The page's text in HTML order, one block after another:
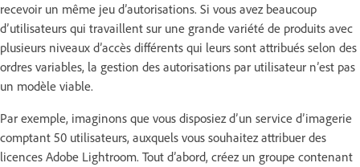
recevoir un même jeu d’autorisations. Si vous avez beaucoup
d’utilisateurs qui travaillent sur une grande variété de produits avec
plusieurs niveaux d’accès différents qui leurs sont attribués selon des
ordres variables, la gestion des autorisations par utilisateur n’est pas
un modèle viable.
Par exemple, imaginons que vous disposiez d’un service d’imagerie
comptant 50 utilisateurs, auxquels vous souhaitez attribuer des
licences Adobe Lightroom. Tout d’abord, créez un groupe contenant